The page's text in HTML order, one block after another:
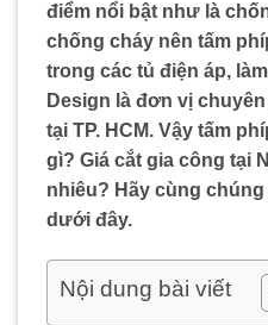
điểm nổi bật như là
chống cháy nên tấm
trong các tủ điện áp,
Design là đơn vị
tại TP. HCM. Vậy tấm
gì? Giá cắt gia công tại
nhiêu? Hãy cùng
dưới đây.
Nội dung bài viết